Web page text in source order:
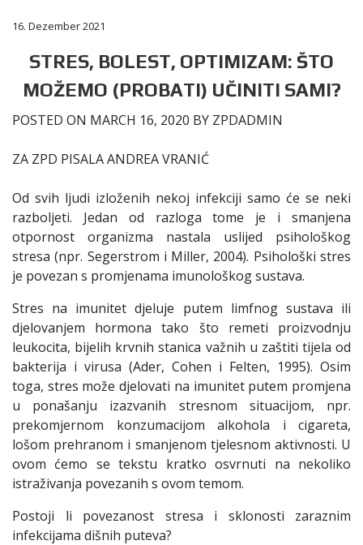
16. Dezember 2021
STRES, BOLEST, OPTIMIZAM: ŠTO
MOŽEMO (PROBATI) UČINITI SAMI?
POSTED ON MARCH 16, 2020 BY ZPDADMIN
ZA ZPD PISALA ANDREA VRANIĆ
Od svih ljudi izloženih nekoj infekciji samo će se neki
razboljeti. Jedan od razloga tome je i smanjena
otpornost organizma nastala uslijed psihološkog
stresa (npr. Segerstrom i Miller, 2004). Psihološki stres
je povezan s promjenama imunološkog sustava.
Stres na imunitet djeluje putem limfnog sustava ili
djelovanjem hormona tako što remeti proizvodnju
leukocita, bijelih krvnih stanica važnih u zaštiti tijela od
bakterija i virusa (Ader, Cohen i Felten, 1995). Osim
toga, stres može djelovati na imunitet putem promjena
u ponašanju izazvanih stresnom situacijom, npr.
prekomjernom konzumacijom alkohola i cigareta,
lošom prehranom i smanjenom tjelesnom aktivnosti. U
ovom ćemo se tekstu kratko osvrnuti na nekoliko
istraživanja povezanih s ovom temom.
Postoji li povezanost stresa i sklonosti zaraznim
infekcijama dišnih puteva?